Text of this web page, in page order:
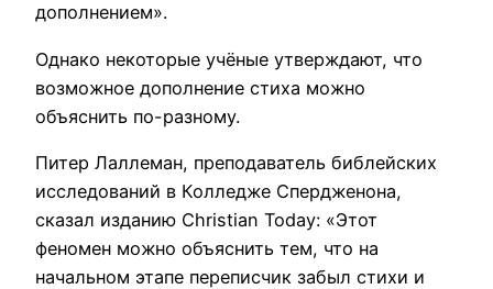
дополнением».
Однако некоторые учёные утверждают, что
возможное дополнение стиха можно
объяснить по-разному.
Питер Лаллеман, преподаватель библейских
исследований в Колледже Спердженона,
сказал изданию Christian Today: «Этот
феномен можно объяснить тем, что на
начальном этапе переписчик забыл стихи и